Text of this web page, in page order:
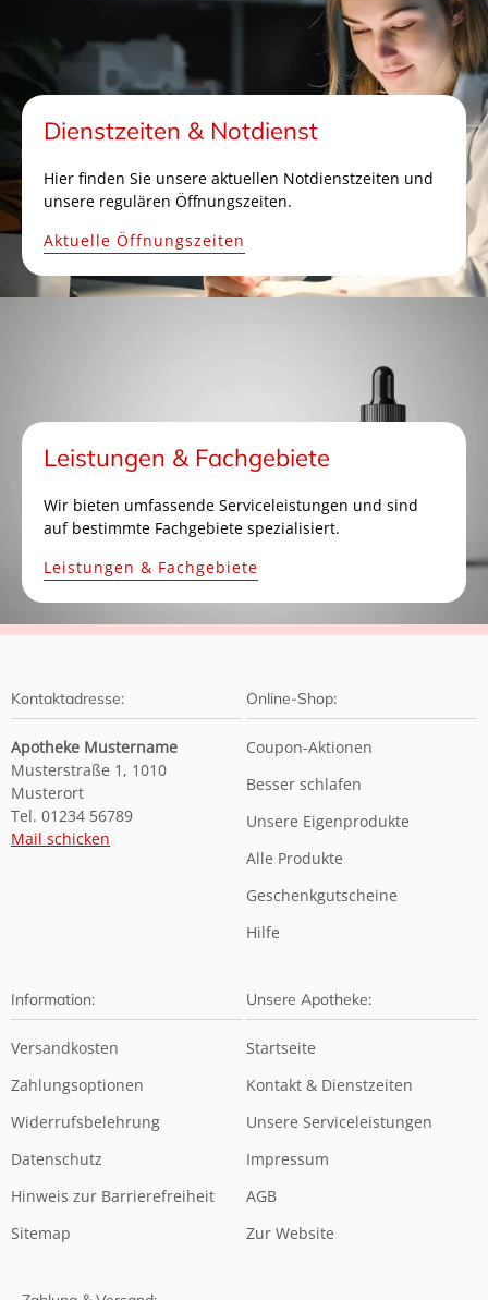
Dienstzeiten & Notdienst
Hier finden Sie unsere aktuellen Notdienstzeiten und
unsere regulären Öffnungszeiten.
Aktuelle Öffnungszeiten
Leistungen & Fachgebiete
Wir bieten umfassende Serviceleistungen und sind
auf bestimmte Fachgebiete spezialisiert.
Leistungen & Fachgebiete
Kontaktadresse:
Apotheke Mustername
Musterstraße 1, 1010
Musterort
Tel. 01234 56789
Mail schicken
Online-Shop:
Coupon-Aktionen
Besser schlafen
Unsere Eigenprodukte
Alle Produkte
Geschenkgutscheine
Hilfe
Information:
Versandkosten
Zahlungsoptionen
Widerrufsbelehrung
Datenschutz
Hinweis zur Barrierefreiheit
Sitemap
Unsere Apotheke:
Startseite
Kontakt & Dienstzeiten
Unsere Serviceleistungen
Impressum
AGB
Zur Website